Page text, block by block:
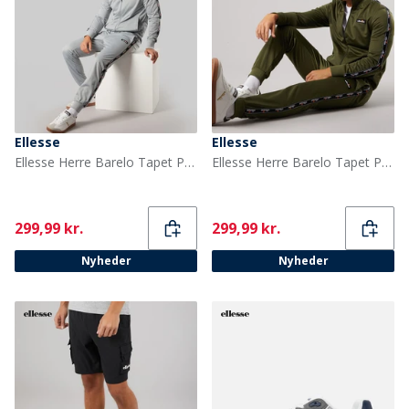
Ellesse
Ellesse Herre Barelo Tapet Polyester Træningsdragt Grå
Current
299,99 kr.
Nyheder
Ellesse
Ellesse Herre Barelo Tapet Polyester Træningsdragt Khaki
Current
299,99 kr.
Nyheder